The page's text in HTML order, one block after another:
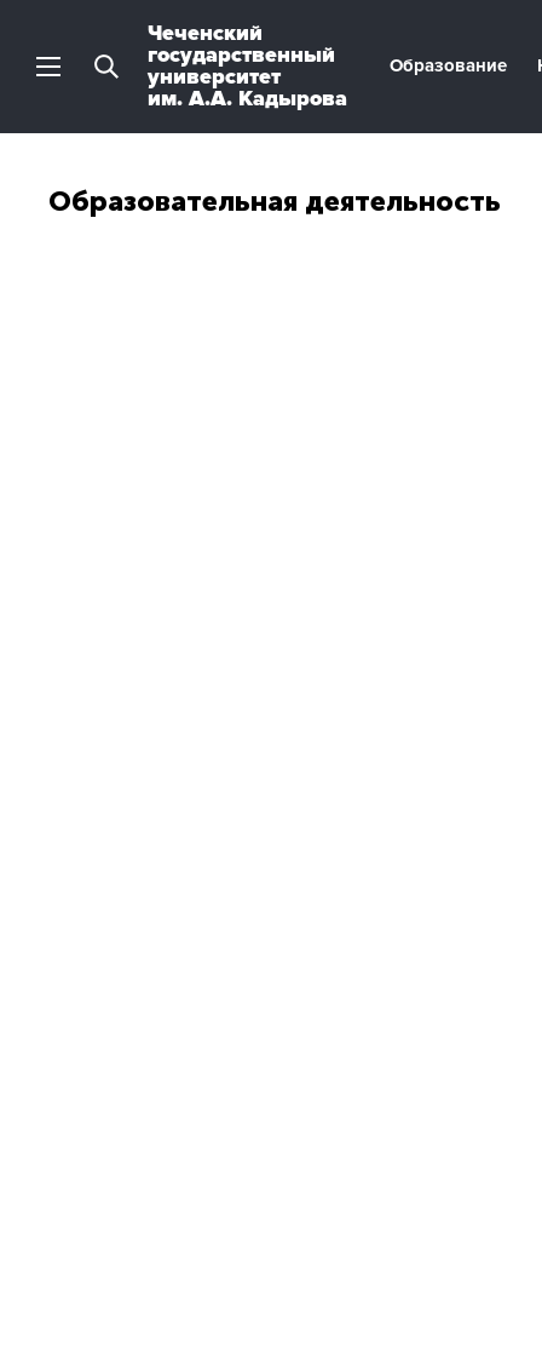
Чеченский
государственный
университет
им. А.А. Кадырова
Образование
Образовательная деятельность